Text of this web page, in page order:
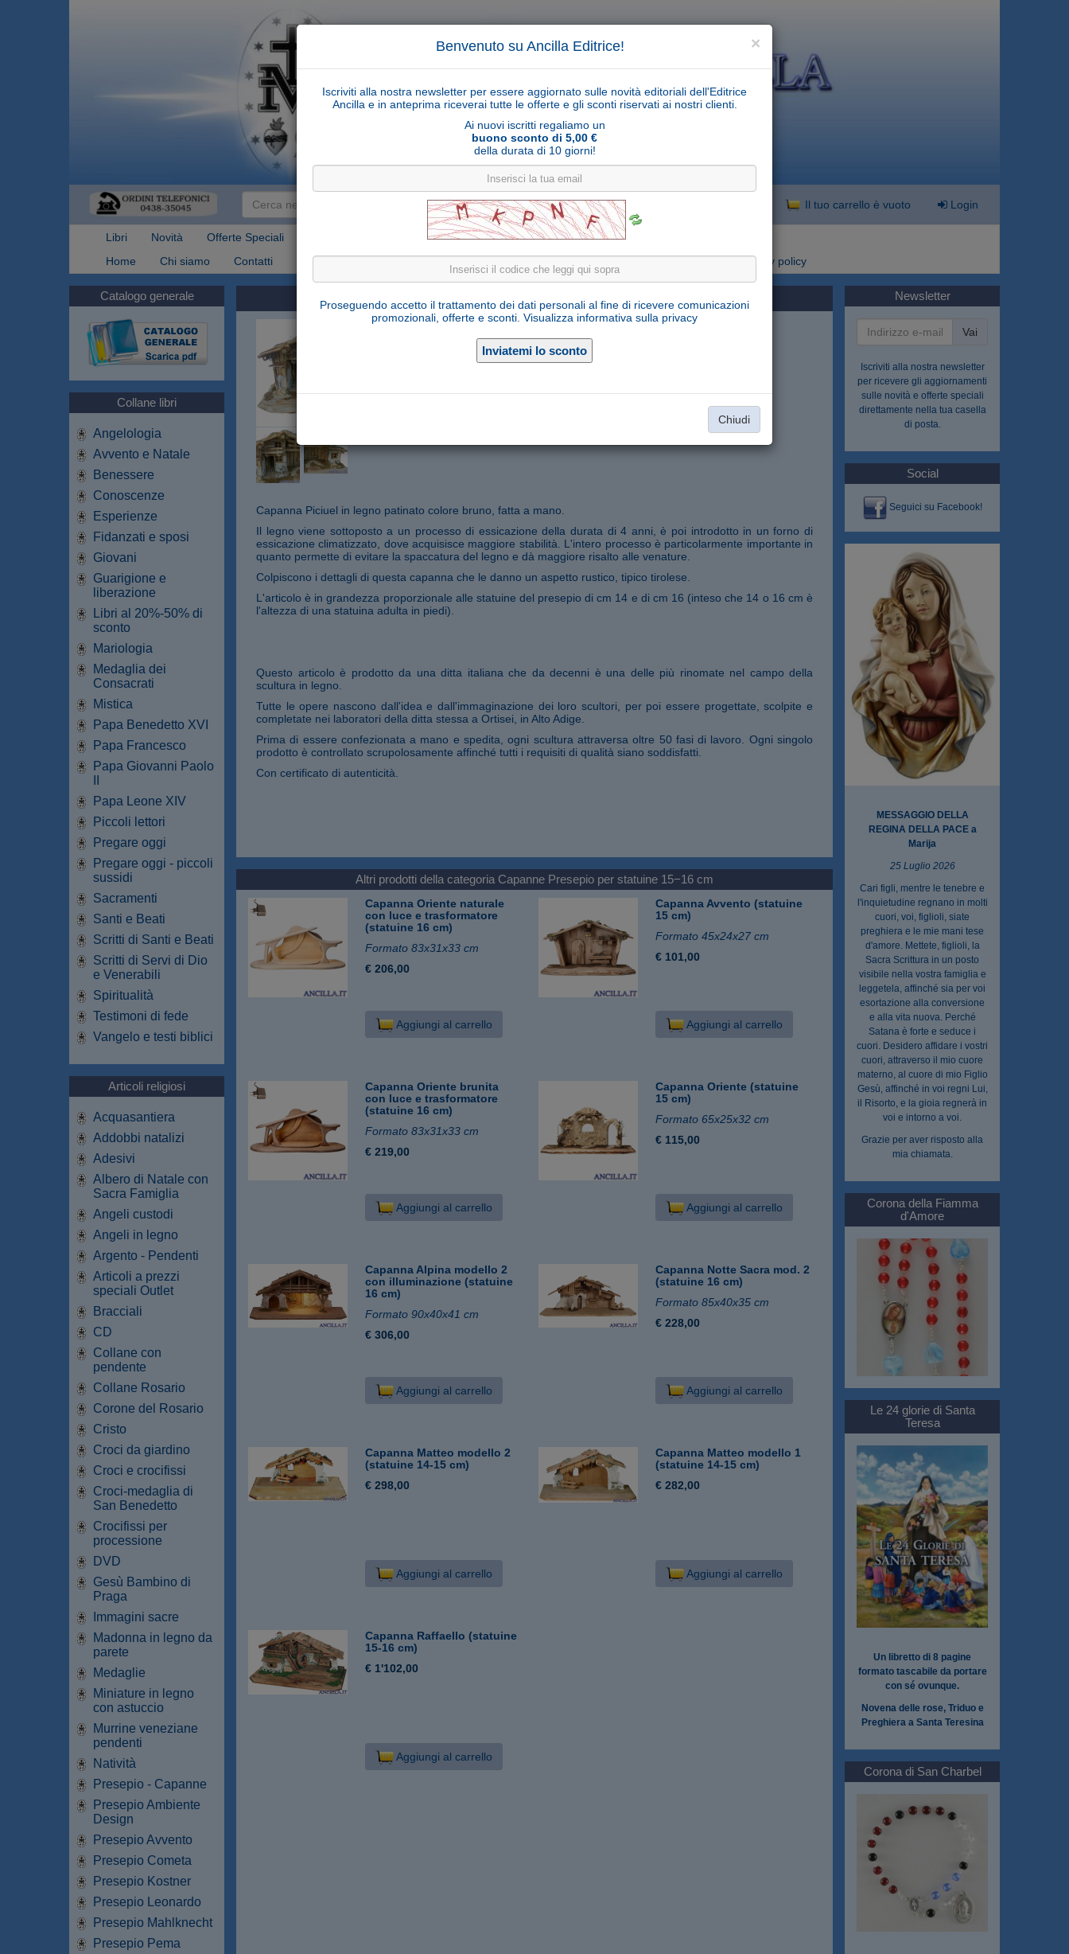
×
Benvenuto su Ancilla Editrice!
Iscriviti alla nostra newsletter per essere aggiornato sulle novità editoriali dell'Editrice
Ancilla e in anteprima riceverai tutte le offerte e gli sconti riservati ai nostri clienti.
Ai nuovi iscritti regaliamo un
buono sconto di 5,00 €
della durata di 10 giorni!
Proseguendo accetto il trattamento dei dati personali al fine di ricevere comunicazioni
promozionali, offerte e sconti. Visualizza informativa sulla privacy
Chiudi
Cerca Il tuo carrello è vuoto Login
Libri Novità Offerte Speciali Collane libri
Articoli religiosi
Home
Chi siamo Contatti Spedizioni Privacy policy
Catalogo generale
Collane libri
Angelologia
Avvento e Natale
Benessere
Conoscenze
Esperienze
Fidanzati e sposi
Giovani
Guarigione e
liberazione
Libri al 20%-50% di
sconto
Mariologia
Medaglia dei
Consacrati
Mistica
Papa Benedetto XVI
Papa Francesco
Papa Giovanni Paolo
Papa Leone XIV
Piccoli lettori
Pregare oggi
Pregare oggi - piccoli
sussidi
Sacramenti
Santi e Beati
Scritti di Santi e Beati
Scritti di Servi di Dio
e Venerabili
Spiritualità
Testimoni di fede
Vangelo e testi biblici
Articoli religiosi
Acquasantiera
Addobbi natalizi
Adesivi
Albero di Natale con
Sacra Famiglia
Angeli custodi
Angeli in legno
Argento - Pendenti
Articoli a prezzi
speciali Outlet
Bracciali
CD
Collane con
pendente
Collane Rosario
Corone del Rosario
Cristo
Croci da giardino
Croci e crocifissi
Croci-medaglia di
San Benedetto
Crocifissi per
processione
DVD
Gesù Bambino di
Praga
Immagini sacre
Madonna in legno da
parete
Medaglie
Miniature in legno
con astuccio
Murrine veneziane
pendenti
Natività
Presepio - Capanne
Presepio Ambiente
Design
Presepio Avvento
Presepio Cometa
Presepio Kostner
Presepio Leonardo
Presepio Mahlknecht
Presepio Pema
Capanna Piciuel (statuine 14-16 cm)
Materiale: Legno stagionato
Collana: Capanne Presepio per statuine 15−16 cm
Capanna Piciuel in legno patinato colore bruno, fatta a mano.
Il legno viene sottoposto a un processo di essicazione della durata di 4 anni, è poi introdotto in un forno di
essicazione climatizzato, dove acquisisce maggiore stabilità. L'intero processo è particolarmente importante in
quanto permette di evitare la spaccatura del legno e dà maggiore risalto alle venature.
Colpiscono i dettagli di questa capanna che le danno un aspetto rustico, tipico tirolese.
L'articolo è in grandezza proporzionale alle statuine del presepio di cm 14 e di cm 16 (inteso che 14 o 16 cm è
l'altezza di una statuina adulta in piedi).
Questo articolo è prodotto da una ditta italiana che da decenni è una delle più rinomate nel campo della
scultura in legno.
Tutte le opere nascono dall'idea e dall'immaginazione dei loro scultori, per poi essere progettate, scolpite e
completate nei laboratori della ditta stessa a Ortisei, in Alto Adige.
Prima di essere confezionata a mano e spedita, ogni scultura attraversa oltre 50 fasi di lavoro. Ogni singolo
prodotto è controllato scrupolosamente affinché tutti i requisiti di qualità siano soddisfatti.
Con certificato di autenticità.
Altri prodotti della categoria Capanne Presepio per statuine 15−16 cm
Capanna Oriente naturale
con luce e trasformatore
(statuine 16 cm)
Formato 83x31x33 cm
€ 206,00
Aggiungi al carrello
Capanna Avvento (statuine
15 cm)
Formato 45x24x27 cm
€ 101,00
Aggiungi al carrello
Capanna Oriente brunita
con luce e trasformatore
(statuine 16 cm)
Formato 83x31x33 cm
€ 219,00
Aggiungi al carrello
Capanna Oriente (statuine
15 cm)
Formato 65x25x32 cm
€ 115,00
Aggiungi al carrello
Capanna Alpina modello 2
con illuminazione (statuine
16 cm)
Formato 90x40x41 cm
€ 306,00
Aggiungi al carrello
Capanna Notte Sacra mod. 2
(statuine 16 cm)
Formato 85x40x35 cm
€ 228,00
Aggiungi al carrello
Capanna Matteo modello 2
(statuine 14-15 cm)
€ 298,00
Aggiungi al carrello
Capanna Matteo modello 1
(statuine 14-15 cm)
€ 282,00
Aggiungi al carrello
Capanna Raffaello (statuine
15-16 cm)
€ 1'102,00
Aggiungi al carrello
Newsletter
Vai
Iscriviti alla nostra newsletter
per ricevere gli aggiornamenti
sulle novità e offerte speciali
direttamente nella tua casella
di posta.
Social
Seguici su Facebook!
MESSAGGIO DELLA
REGINA DELLA PACE a
Marija
25 Luglio 2026
Cari figli, mentre le tenebre e
l'inquietudine regnano in molti
cuori, voi, figlioli, siate
preghiera e le mie mani tese
d'amore. Mettete, figlioli, la
Sacra Scrittura in un posto
visibile nella vostra famiglia e
leggetela, affinché sia per voi
esortazione alla conversione
e alla vita nuova. Perché
Satana è forte e seduce i
cuori. Desidero affidare i vostri
cuori, attraverso il mio cuore
materno, al cuore di mio Figlio
Gesù, affinché in voi regni Lui,
il Risorto, e la gioia regnerà in
voi e intorno a voi.
Grazie per aver risposto alla
mia chiamata.
Corona della Fiamma
d'Amore
Le 24 glorie di Santa
Teresa
Un libretto di 8 pagine
formato tascabile da portare
con sé ovunque.
Novena delle rose, Triduo e
Preghiera a Santa Teresina
Corona di San Charbel